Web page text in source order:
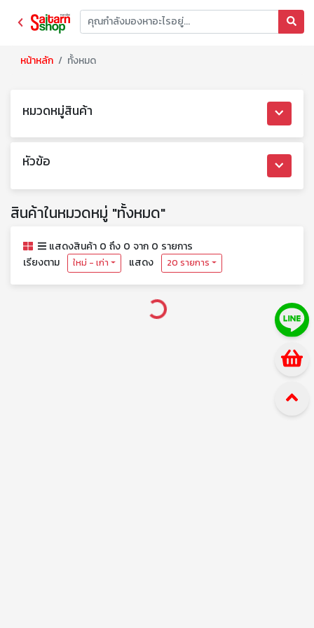
หน้าหลัก ทั้งหมด
หมวดหมู่สินค้า
หัวข้อ
สินค้าในหมวดหมู่ "ทั้งหมด"
แสดงสินค้า 0 ถึง 0 จาก 0 รายการ
เรียงตาม
ใหม่ - เก่า แสดง 20 รายการ